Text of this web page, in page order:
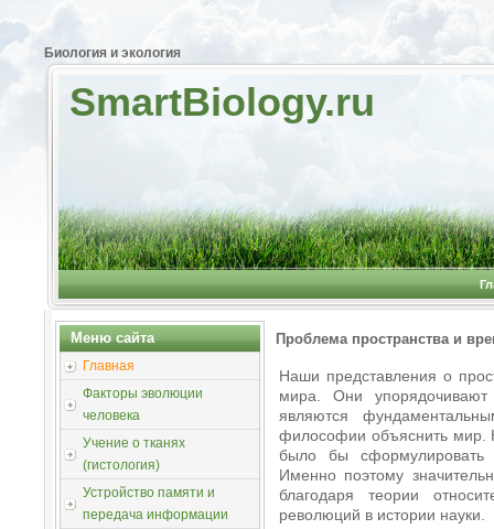
Биология и экология
SmartBiology.ru
Меню сайта
Главная
Факторы эволюции
человека
Учение о тканях
(гистология)
Устройство памяти и
передача информации
Проблема пространства и
Наши представления о
мира. Они
являются
философии объяснить мир.
было бы сформулировать
Именно поэтому
благодаря теории
революций в истории науки.